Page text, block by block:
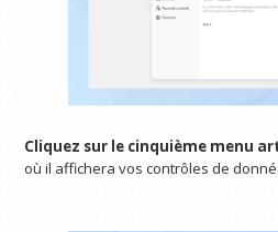
Cliquez sur le cinquième menu
où il affichera vos contrôles de